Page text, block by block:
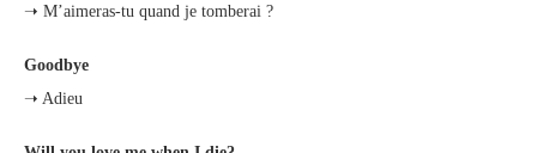
➝ M’aimeras-tu quand je tomberai ?
Goodbye
➝ Adieu